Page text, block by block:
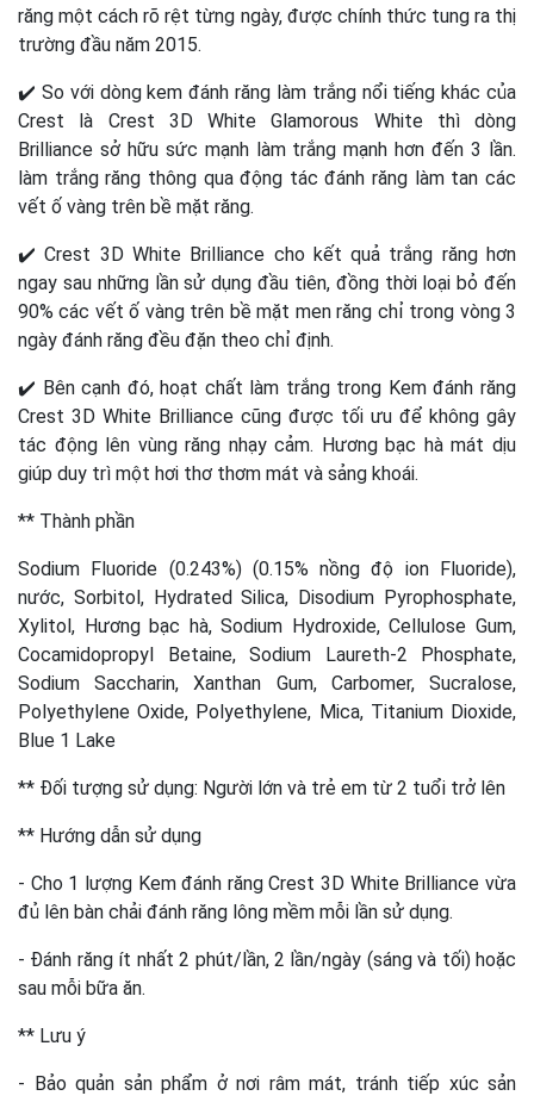
răng một cách rõ rệt từng ngày, được chính thức tung ra thị
trường đầu năm 2015.
✔️ So với dòng kem đánh răng làm trắng nổi tiếng khác của
Crest là Crest 3D White Glamorous White thì dòng
Brilliance sở hữu sức mạnh làm trắng mạnh hơn đến 3 lần.
làm trắng răng thông qua động tác đánh răng làm tan các
vết ố vàng trên bề mặt răng.
✔️ Crest 3D White Brilliance cho kết quả trắng răng hơn
ngay sau những lần sử dụng đầu tiên, đồng thời loại bỏ đến
90% các vết ố vàng trên bề mặt men răng chỉ trong vòng 3
ngày đánh răng đều đặn theo chỉ định.
✔️ Bên cạnh đó, hoạt chất làm trắng trong Kem đánh răng
Crest 3D White Brilliance cũng được tối ưu để không gây
tác động lên vùng răng nhạy cảm. Hương bạc hà mát dịu
giúp duy trì một hơi thơ thơm mát và sảng khoái.
** Thành phần
Sodium Fluoride (0.243%) (0.15% nồng độ ion Fluoride),
nước, Sorbitol, Hydrated Silica, Disodium Pyrophosphate,
Xylitol, Hương bạc hà, Sodium Hydroxide, Cellulose Gum,
Cocamidopropyl Betaine, Sodium Laureth-2 Phosphate,
Sodium Saccharin, Xanthan Gum, Carbomer, Sucralose,
Polyethylene Oxide, Polyethylene, Mica, Titanium Dioxide,
Blue 1 Lake
** Đối tượng sử dụng: Người lớn và trẻ em từ 2 tuổi trở lên
** Hướng dẫn sử dụng
- Cho 1 lượng Kem đánh răng Crest 3D White Brilliance vừa
đủ lên bàn chải đánh răng lông mềm mỗi lần sử dụng.
- Đánh răng ít nhất 2 phút/lần, 2 lần/ngày (sáng và tối) hoặc
sau mỗi bữa ăn.
** Lưu ý
- Bảo quản sản phẩm ở nơi râm mát, tránh tiếp xúc sản